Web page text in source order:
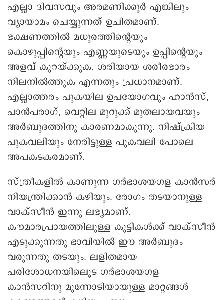
എല്ലാ ദിവസവും അരമണിക്കൂർ എങ്കിലും
വ്യായാമം ചെയ്യുന്നത് ഉചിതമാണ്.
ഭക്ഷണത്തിൽ മധുരത്തിന്റെയും
കൊഴുപ്പിന്റെയും എണ്ണയുടെയും ഉപ്പിന്റെയും
അളവ് കുറയ്ക്കുക. ശരിയായ ശരീരഭാരം
നിലനിൽത്തുക എന്നതും പ്രധാനമാണ്.
എല്ലാത്തരം പുകയില ഉപയോഗവും ഹാൻസ്,
പാൻപരാഗ്, വെറ്റില മുറുക്ക് മുതലായവയും
അർബുദത്തിനു കാരണമാകുന്നു. നിഷ്ക്രിയ
പുകവലിയും നേരിട്ടുള്ള പുകവലി പോലെ
അപകടകരമാണ്.
സ്ത്രീകളിൽ കാണുന്ന ഗർഭാശയഗള കാൻസർ
നിയന്ത്രിക്കാൻ കഴിയും. രോഗം തടയാനുള്ള
വാക്സീൻ ഇന്നു ലഭ്യമാണ്.
കൗമാരപ്രായത്തിലുള്ള കുട്ടികൾക്ക് വാക്സീൻ
എടുക്കുന്നതു ഭാവിയിൽ ഈ അർബുദം
വരുന്നതു തടയും. ലളിതമായ
പരിശോധനയിലൂെട ഗർഭാശയഗള
കാൻസറിനു മുന്നോടിയായുള്ള മാറ്റങ്ങൾ